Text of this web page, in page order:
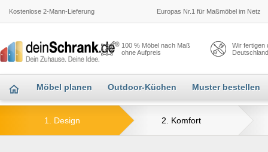
Kostenlose 2-Mann-Lieferung Europas Nr.1 für Maßmöbel im Netz
100 % Möbel nach Maß
ohne Aufpreis
Wir fertigen
Möbel planen Outdoor-Küchen Muster bestellen
2. Komfort
1. Design